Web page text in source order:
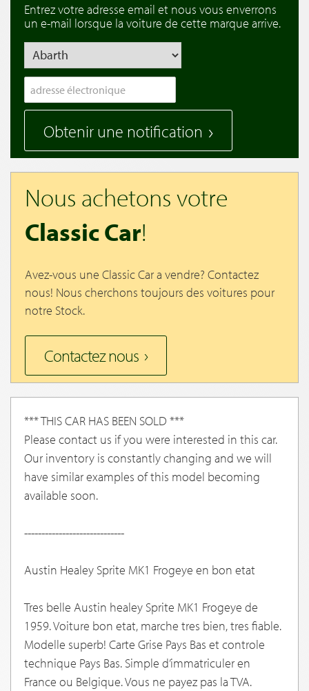
Entrez votre adresse email et nous vous enverrons
un e-mail lorsque la voiture de cette marque arrive.
Obtenir une notification
Nous achetons votre
Classic Car!
Avez-vous une Classic Car a vendre? Contactez
nous! Nous cherchons toujours des voitures pour
notre Stock.
Contactez nous
*** THIS CAR HAS BEEN SOLD ***
Please contact us if you were interested in this car.
Our inventory is constantly changing and we will
have similar examples of this model becoming
available soon.
-----------------------------
Austin Healey Sprite MK1 Frogeye en bon etat
Tres belle Austin healey Sprite MK1 Frogeye de
1959. Voiture bon etat, marche tres bien, tres fiable.
Modelle superb! Carte Grise Pays Bas et controle
technique Pays Bas. Simple d’immatriculer en
France ou Belgique. Vous ne payez pas la TVA.